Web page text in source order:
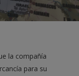
la compañía
para su